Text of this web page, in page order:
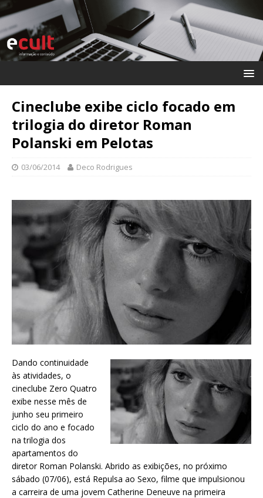
Cineclube exibe ciclo focado em
trilogia do diretor Roman
Polanski em Pelotas
03/06/2014 Deco Rodrigues
Dando continuidade
às atividades, o
cineclube Zero Quatro
exibe nesse mês de
junho seu primeiro
ciclo do ano e focado
na trilogia dos
apartamentos do
diretor Roman Polanski. Abrido as exibições, no próximo
sábado (07/06), está Repulsa ao Sexo, filme que impulsionou
a carreira de uma jovem Catherine Deneuve na primeira